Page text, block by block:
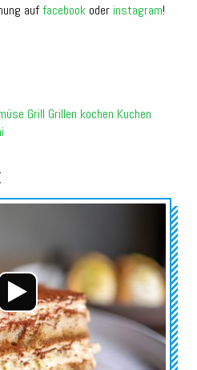
auffacebook oder instagram!
Grill Grillen kochen Kuchen
Audio-
Player